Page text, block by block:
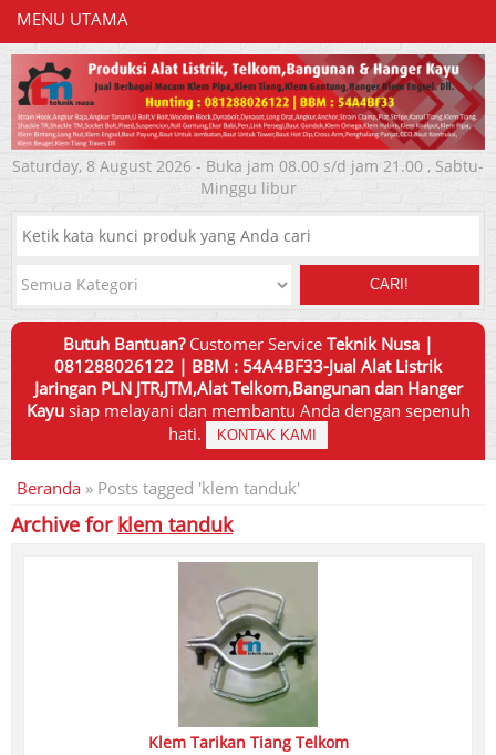
MENU UTAMA
Saturday, 8 August 2026 - Buka jam 08.00 s/d jam 21.00 , Sabtu-
Minggu libur
CARI!
Butuh Bantuan?Customer Service Teknik Nusa |
081288026122 | BBM : 54A4BF33-Jual Alat Listrik
Jaringan PLN JTR,JTM,Alat Telkom,Bangunan dan Hanger
Kayusiap melayani dan membantu Anda dengan sepenuh
hati.
KONTAK KAMI
Beranda » Posts tagged 'klem tanduk'
Archive for klem tanduk
Klem Tarikan Tiang Telkom